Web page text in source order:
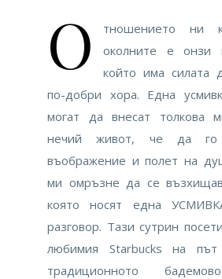
О
тношението ни
околните е онзи
който има силата
по-добри хора. Една
могат да внесат толкова
нечий живот, че да го
въображение и полет на
ми омръзне да се
която носят една
разговор. Тази сутрин
любимия Starbucks на
традиционното